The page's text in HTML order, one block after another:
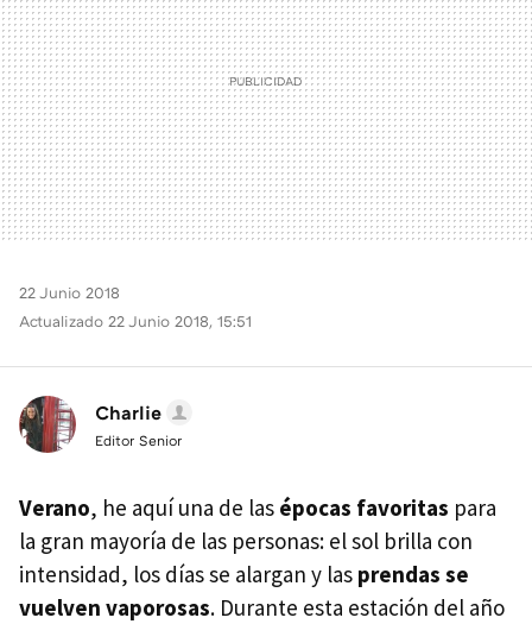
22 Junio 2018
Actualizado 22 Junio 2018, 15:51
Charlie
Editor Senior
Verano, he aquí una de las épocas favoritas para
la gran mayoría de las personas: el sol brilla con
intensidad, los días se alargan y las prendas se
vuelven vaporosas. Durante esta estación del año